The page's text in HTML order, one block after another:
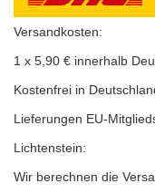
Versandkosten:
1 x 5,90 € innerhalb
Kostenfrei in
Lieferungen EU-
Lichtenstein:
Wir berechnen die